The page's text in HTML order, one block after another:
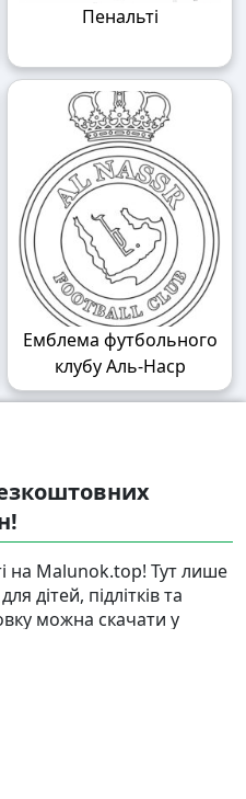
Пенальті
Емблема футбольного
клубу Аль-Наср
на Malunok.top! Тут лише
дітей, підлітків та
можна скачати у